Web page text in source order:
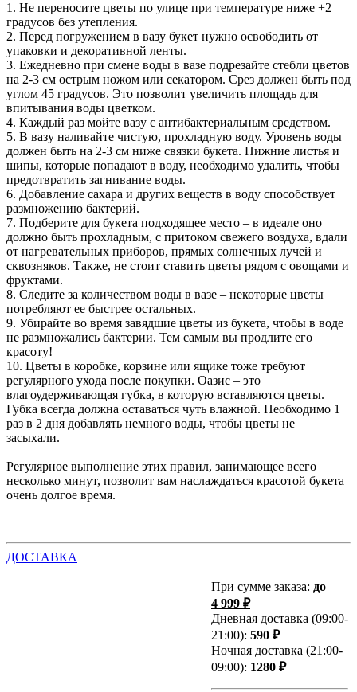
1. Не переносите цветы по улице при температуре ниже +2
градусов без утепления.
2. Перед погружением в вазу букет нужно освободить от
упаковки и декоративной ленты.
3. Ежедневно при смене воды в вазе подрезайте стебли цветов
на 2-3 см острым ножом или секатором. Срез должен быть под
углом 45 градусов. Это позволит увеличить площадь для
впитывания воды цветком.
4. Каждый раз мойте вазу с антибактериальным средством.
5. В вазу наливайте чистую, прохладную воду. Уровень воды
должен быть на 2-3 см ниже связки букета. Нижние листья и
шипы, которые попадают в воду, необходимо удалить, чтобы
предотвратить загнивание воды.
6. Добавление сахара и других веществ в воду способствует
размножению бактерий.
7. Подберите для букета подходящее место – в идеале оно
должно быть прохладным, с притоком свежего воздуха, вдали
от нагревательных приборов, прямых солнечных лучей и
сквозняков. Также, не стоит ставить цветы рядом с овощами и
фруктами.
8. Следите за количеством воды в вазе – некоторые цветы
потребляют ее быстрее остальных.
9. Убирайте во время завядшие цветы из букета, чтобы в воде
не размножались бактерии. Тем самым вы продлите его
красоту!
10. Цветы в коробке, корзине или ящике тоже требуют
регулярного ухода после покупки. Оазис – это
влагоудерживающая губка, в которую вставляются цветы.
Губка всегда должна оставаться чуть влажной. Необходимо 1
раз в 2 дня добавлять немного воды, чтобы цветы не
засыхали.
Регулярное выполнение этих правил, занимающее всего
несколько минут, позволит вам наслаждаться красотой букета
очень долгое время.
ДОСТАВКА
При сумме заказа: до
4 999 ₽
Дневная доставка (09:00-
21:00): 590 ₽
Ночная доставка (21:00-
09:00): 1280 ₽